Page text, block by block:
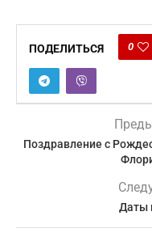
ПОДЕЛИТЬСЯ 0
Поздравление с
Даты